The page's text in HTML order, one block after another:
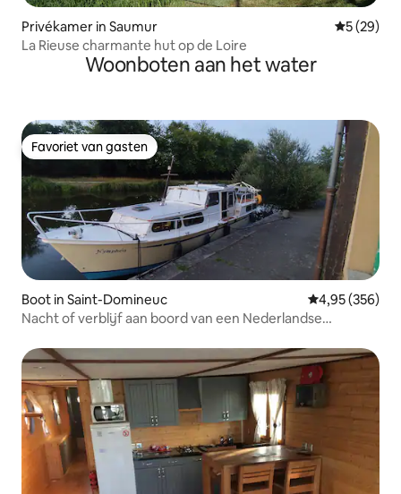
Privékamer in Saumur
5 (29)
La Rieuse charmante hut op de Loire
Woonboten aan het water
Favoriet van gasten
Favoriet van gasten
Boot in Saint-Domineuc Gemiddelde
4,95 (356)
Nacht of verblijf aan boord van een Nederlandse